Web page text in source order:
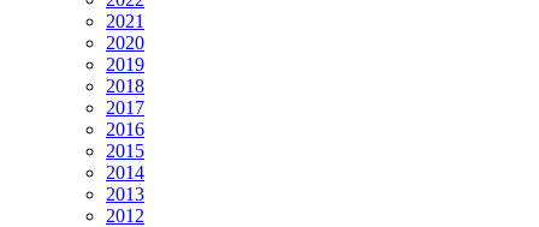
2021
2020
2019
2018
2017
2016
2015
2014
2013
2012